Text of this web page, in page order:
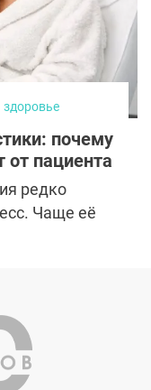
молочных
лишь
сложные
открыто,
или
здоровье
почему
от пациента
редко
Чаще её
всё
лишь